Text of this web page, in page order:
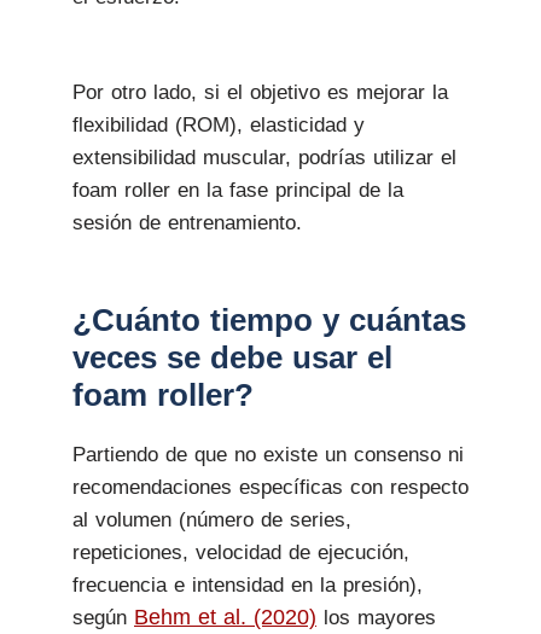
Por otro lado, si el objetivo es mejorar la
flexibilidad (ROM), elasticidad y
extensibilidad muscular, podrías utilizar el
foam roller en la fase principal de la
sesión de entrenamiento.
¿Cuánto tiempo y cuántas
veces se debe usar el
foam roller?
Partiendo de que no existe un consenso ni
recomendaciones específicas con respecto
al volumen (número de series,
repeticiones, velocidad de ejecución,
frecuencia e intensidad en la presión),
según Behm et al. (2020) los mayores